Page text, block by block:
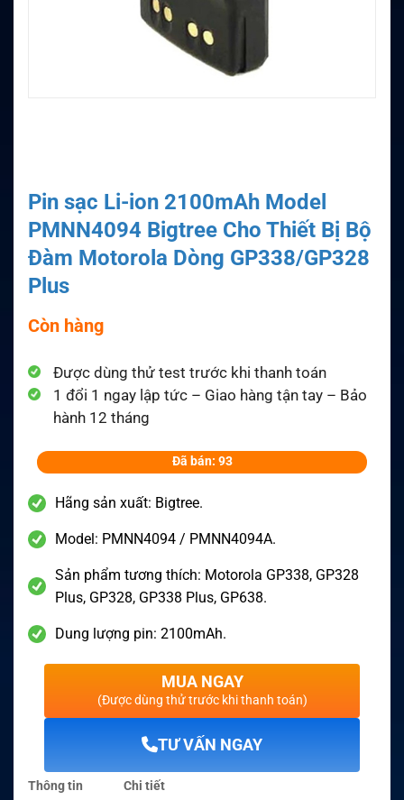
Pin sạc Li-ion 2100mAh Model
PMNN4094 Bigtree Cho Thiết Bị Bộ
Đàm Motorola Dòng GP338/GP328
Plus
Còn hàng
Được dùng thử test trước khi thanh toán
1 đổi 1 ngay lập tức – Giao hàng tận tay – Bảo
hành 12 tháng
Đã bán: 93
Hãng sản xuất: Bigtree.
Model: PMNN4094 / PMNN4094A.
Sản phẩm tương thích: Motorola GP338, GP328
Plus, GP328, GP338 Plus, GP638.
Dung lượng pin: 2100mAh.
MUA NGAY
(Được dùng thử trước khi thanh toán)
TƯ VẤN NGAY
Thông tin
Chi tiết